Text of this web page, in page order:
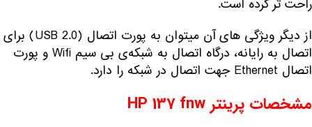
راحت تر کرده است.
از دیگر ویژگی های آن میتوان به پورت اتصال (USB 2.0) برای
اتصال به رایانه، درگاه اتصال به شبکه‌ی بی سیم Wifi و پورت
اتصال Ethernet جهت اتصال در شبکه را دارد.
مشخصات پرینتر HP 137 fnw